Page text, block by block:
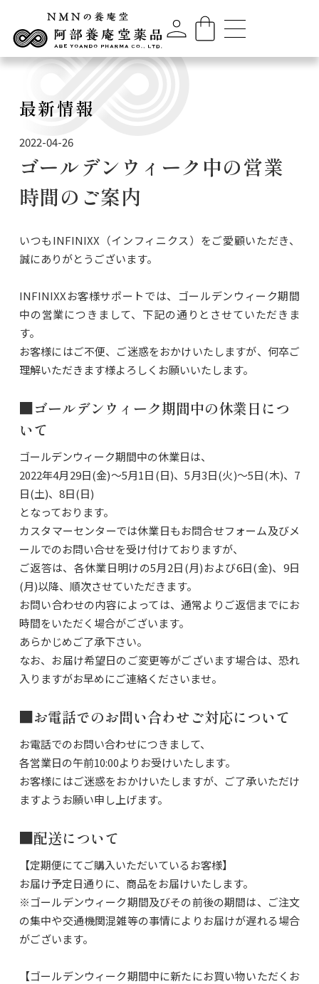
最新情報
2022-04-26
ゴールデンウィーク中の営業
時間のご案内
いつもINFINIXX（インフィニクス）をご愛顧いただき、
誠にありがとうございます。
INFINIXXお客様サポートでは、ゴールデンウィーク期間
中の営業につきまして、下記の通りとさせていただきま
す。
お客様にはご不便、ご迷惑をおかけいたしますが、何卒ご
理解いただきます様よろしくお願いいたします。
■ゴールデンウィーク期間中の休業日につ
いて
ゴールデンウィーク期間中の休業日は、
2022年4月29日(金)～5月1日(日)、5月3日(火)～5日(木)、7
日(土)、8日(日)
となっております。
カスタマーセンターでは休業日もお問合せフォーム及びメ
ールでのお問い合せを受け付けておりますが、
ご返答は、各休業日明けの5月2日(月)および6日(金)、9日
(月)以降、順次させていただきます。
お問い合わせの内容によっては、通常よりご返信までにお
時間をいただく場合がございます。
あらかじめご了承下さい。
なお、お届け希望日のご変更等がございます場合は、恐れ
入りますがお早めにご連絡くださいませ。
■お電話でのお問い合わせご対応について
お電話でのお問い合わせにつきまして、
各営業日の午前10:00よりお受けいたします。
お客様にはご迷惑をおかけいたしますが、ご了承いただけ
ますようお願い申し上げます。
■配送について
【定期便にてご購入いただいているお客様】
お届け予定日通りに、商品をお届けいたします。
※ゴールデンウィーク期間及びその前後の期間は、ご注文
の集中や交通機関混雑等の事情によりお届けが遅れる場合
がございます。
【ゴールデンウィーク期間中に新たにお買い物いただくお